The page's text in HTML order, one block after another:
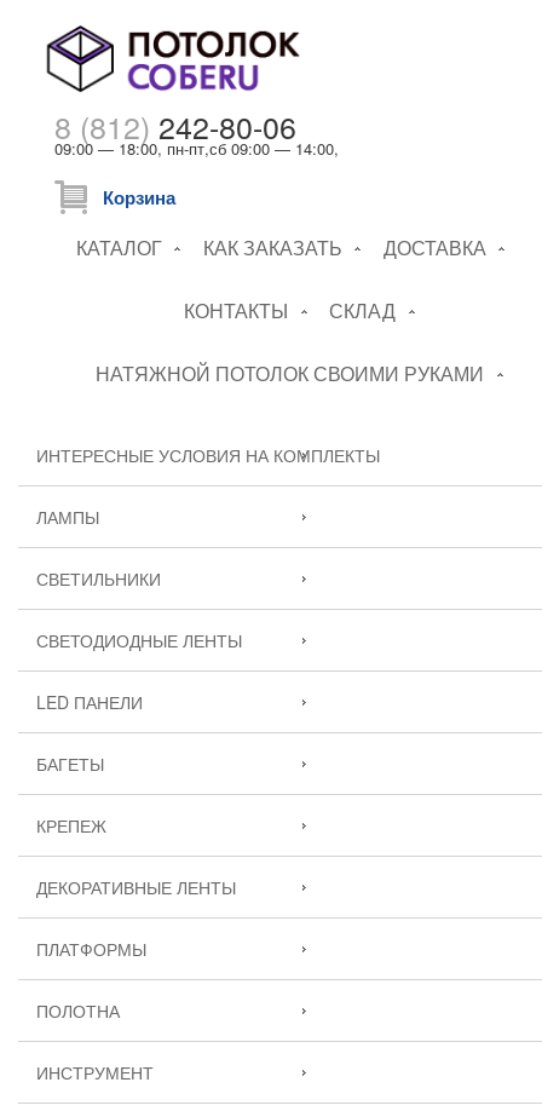
8 (812) 242-80-06
09:00 — 18:00, пн-пт,сб 09:00 — 14:00,
Корзина
КАТАЛОГ КАК ЗАКАЗАТЬ ДОСТАВКА
КОНТАКТЫ СКЛАД
НАТЯЖНОЙ ПОТОЛОК СВОИМИ РУКАМИ
ИНТЕРЕСНЫЕ УСЛОВИЯ НА КОМПЛЕКТЫ
ЛАМПЫ
СВЕТИЛЬНИКИ
СВЕТОДИОДНЫЕ ЛЕНТЫ
LED ПАНЕЛИ
БАГЕТЫ
КРЕПЕЖ
ДЕКОРАТИВНЫЕ ЛЕНТЫ
ПЛАТФОРМЫ
ПОЛОТНА
ИНСТРУМЕНТ